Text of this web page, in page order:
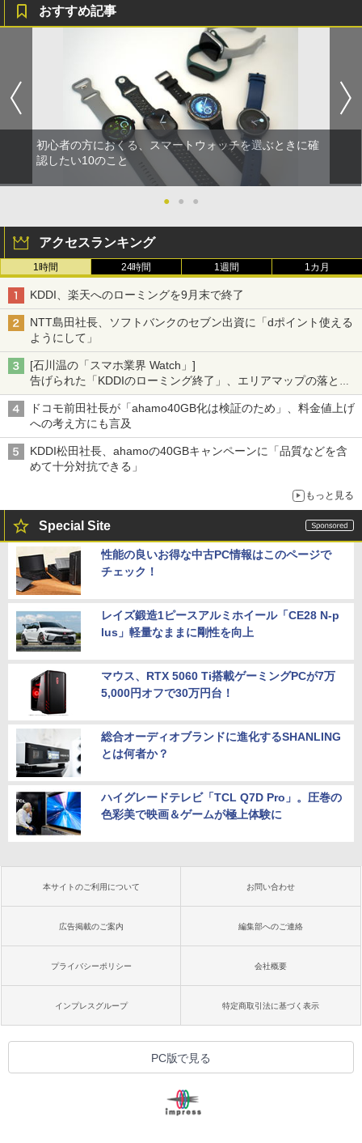
おすすめ記事
初心者の方におくる、スマートウォッチを選ぶときに確
認したい10のこと
● ● ●
アクセスランキング
1時間 24時間 1週間 1カ月
KDDI、楽天へのローミングを9月末で終了
NTT島田社長、ソフトバンクのセブン出資に「dポイント使える
ようにして」
[石川温の「スマホ業界 Watch」]
告げられた「KDDIのローミング終了」、エリアマップの落とし
穴と楽天モバイルの課題
ドコモ前田社長が「ahamo40GB化は検証のため」、料金値上げ
への考え方にも言及
KDDI松田社長、ahamoの40GBキャンペーンに「品質などを含
めて十分対抗できる」
もっと見る
Special Site
性能の良いお得な中古PC情報はこのページで
チェック！
レイズ鍛造1ピースアルミホイール「CE28 N-p
lus」軽量なままに剛性を向上
マウス、RTX 5060 Ti搭載ゲーミングPCが7万
5,000円オフで30万円台！
総合オーディオブランドに進化するSHANLING
とは何者か？
ハイグレードテレビ「TCL Q7D Pro」。圧巻の
色彩美で映画＆ゲームが極上体験に
本サイトのご利用について お問い合わせ
広告掲載のご案内 編集部へのご連絡
プライバシーポリシー 会社概要
インプレスグループ 特定商取引法に基づく表示
PC版で見る